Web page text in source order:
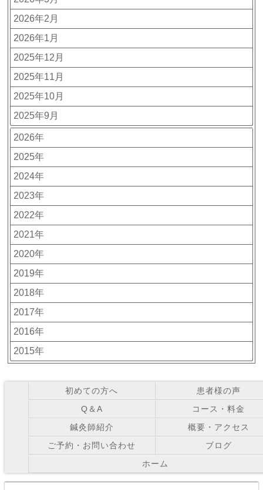
2026年2月
2026年1月
2025年12月
2025年11月
2025年10月
2025年9月
2026年
2025年
2024年
2023年
2022年
2021年
2020年
2019年
2018年
2017年
2016年
2015年
初めての方へ
患者様の声
Q＆A
コース・料金
鍼灸師紹介
概要・アクセス
ご予約・お問い合わせ
ブログ
ホーム